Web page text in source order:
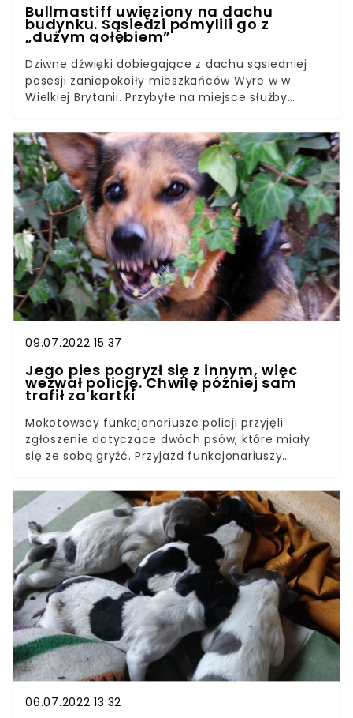
Bullmastiff uwięziony na dachu
budynku. Sąsiedzi pomylili go z
„dużym gołębiem”
Dziwne dźwięki dobiegające z dachu sąsiedniej
posesji zaniepokoiły mieszkańców Wyre w w
Wielkiej Brytanii. Przybyłe na miejsce służby
zadaszeniu budynku, ale prawda okazała się
zupełnie inna. W czwartek, 7 lipca policja z
Lancaster otrzymała wezwanie do "dużego
gołębia", który najprawdopodobniej utknął na
dachu posiadłości w Thornton Cleveleys.
Nieustannie wydawane przez niego hałasy
niepokoiły sąsiadów, dlatego zadecydowano o
wysłaniu na miejsce patrolu.
09.07.2022 15:37
Jego pies pogryzł się z innym, więc
wezwał policję. Chwilę później sam
trafił za kartki
Mokotowscy funkcjonariusze policji przyjęli
zgłoszenie dotyczące dwóch psów, które miały
się ze sobą gryźć. Przyjazd funkcjonariuszy
było powodem zatrzymania?Policjanci z
mokotowskiego wydziału wywiadowczo-
patrolowego zostali skierowani na ul. Wielicką,
gdzie miały pogryźć się dwa wyprowadzane na
spacer psy. Z agresywnego zachowanie zwierząt
w krótkim czasie wywiązała się kłótnia między ich
właścicielami.
06.07.2022 13:32